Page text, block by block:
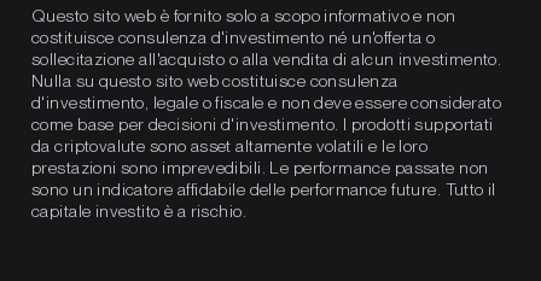
Questo sito web è fornito solo a scopo informativo e non
costituisce consulenza d'investimento né un'offerta o
sollecitazione all'acquisto o alla vendita di alcun investimento.
Nulla su questo sito web costituisce consulenza
d'investimento, legale o fiscale e non deve essere considerato
come base per decisioni d'investimento. I prodotti supportati
da criptovalute sono asset altamente volatili e le loro
prestazioni sono imprevedibili. Le performance passate non
sono un indicatore affidabile delle performance future. Tutto il
capitale investito è a rischio.